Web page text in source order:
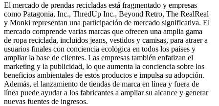
El mercado de prendas recicladas está fragmentado y empresas
como Patagonia, Inc., ThredUp Inc., Beyond Retro, The RealReal
y Monki representan una participación de mercado significativa. El
mercado comprende varias marcas que ofrecen una amplia gama
de ropa reciclada, incluidos jeans, vestidos y camisas, para atraer a
usuarios finales con conciencia ecológica en todos los países y
ampliar la base de clientes. Las empresas también enfatizan el
marketing y la publicidad, lo que aumenta la conciencia sobre los
beneficios ambientales de estos productos e impulsa su adopción.
Además, el lanzamiento de tiendas de marca en línea y fuera de
línea puede ayudar a los fabricantes a ampliar su alcance y generar
nuevas fuentes de ingresos.